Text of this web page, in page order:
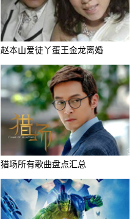
赵本山爱徒丫蛋王金龙离婚
猎场所有歌曲盘点汇总